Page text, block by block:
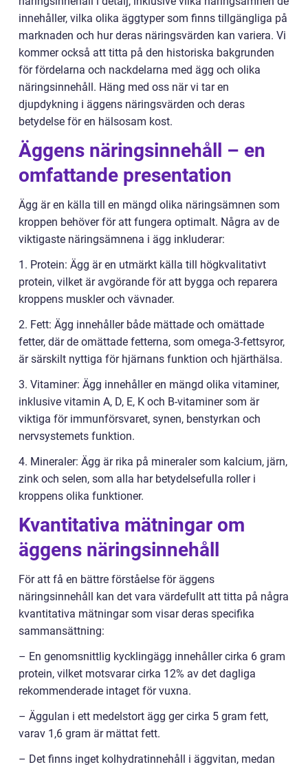
innehåller, vilka olika äggtyper som finns tillgängliga på
marknaden och hur deras näringsvärden kan variera. Vi
kommer också att titta på den historiska bakgrunden
för fördelarna och nackdelarna med ägg och olika
näringsinnehåll. Häng med oss när vi tar en
djupdykning i äggens näringsvärden och deras
betydelse för en hälsosam kost.
Äggens näringsinnehåll – en
omfattande presentation
Ägg är en källa till en mängd olika näringsämnen som
kroppen behöver för att fungera optimalt. Några av de
viktigaste näringsämnena i ägg inkluderar:
1. Protein: Ägg är en utmärkt källa till högkvalitativt
protein, vilket är avgörande för att bygga och reparera
kroppens muskler och vävnader.
2. Fett: Ägg innehåller både mättade och omättade
fetter, där de omättade fetterna, som omega-3-fettsyror,
är särskilt nyttiga för hjärnans funktion och hjärthälsa.
3. Vitaminer: Ägg innehåller en mängd olika vitaminer,
inklusive vitamin A, D, E, K och B-vitaminer som är
viktiga för immunförsvaret, synen, benstyrkan och
nervsystemets funktion.
4. Mineraler: Ägg är rika på mineraler som kalcium, järn,
zink och selen, som alla har betydelsefulla roller i
kroppens olika funktioner.
Kvantitativa mätningar om
äggens näringsinnehåll
För att få en bättre förståelse för äggens
näringsinnehåll kan det vara värdefullt att titta på några
kvantitativa mätningar som visar deras specifika
sammansättning:
– En genomsnittlig kycklingägg innehåller cirka 6 gram
protein, vilket motsvarar cirka 12% av det dagliga
rekommenderade intaget för vuxna.
– Äggulan i ett medelstort ägg ger cirka 5 gram fett,
varav 1,6 gram är mättat fett.
– Det finns inget kolhydratinnehåll i äggvitan, medan